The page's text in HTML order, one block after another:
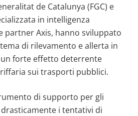
de Catalunya (FGC) e
in intelligenza
partner Axis, hanno sviluppato
di rilevamento e allerta in
forte effetto deterrente
sui trasporti pubblici.
di supporto per gli
i tentativi di